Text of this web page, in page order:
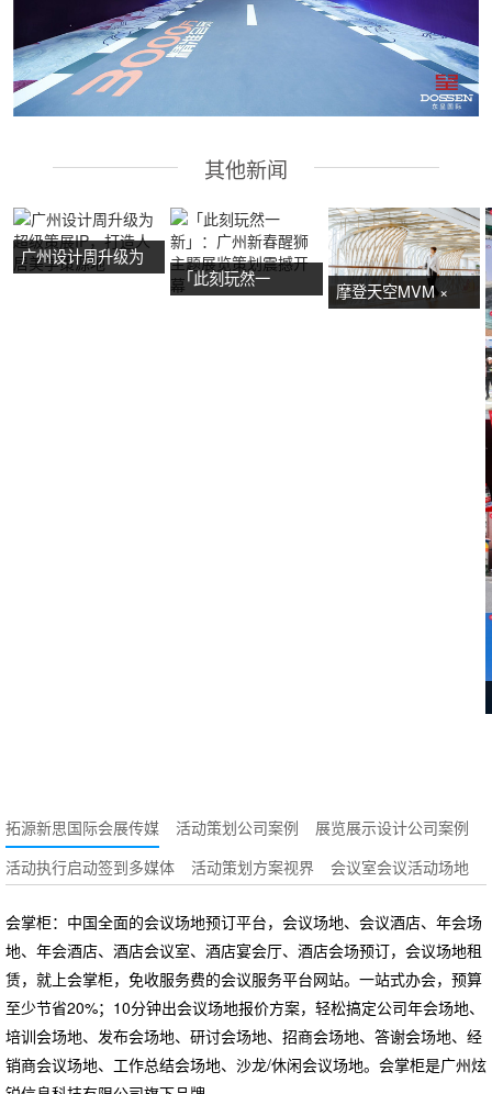
其他新闻
广州设计周升级为
「此刻玩然一
摩登天空MVM ×
拓源新思国际会展传媒 活动策划公司案例
展览展示设计公司案例
活动执行启动签到多媒体
活动策划方案视界 会议室会议活动场地
会掌柜：中国全面的会议场地预订平台，会议场地、会议酒店、年会场
地、年会酒店、酒店会议室、酒店宴会厅、酒店会场预订，会议场地租
赁，就上会掌柜，免收服务费的会议服务平台网站。一站式办会，预算
至少节省20%；10分钟出会议场地报价方案，轻松搞定公司年会场地、
培训会场地、发布会场地、研讨会场地、招商会场地、答谢会场地、经
销商会议场地、工作总结会场地、沙龙/休闲会议场地。会掌柜是广州炫